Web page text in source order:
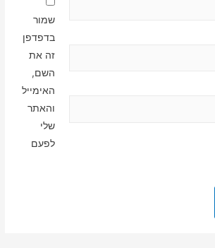
שמור
בדפדפן
זה את
השם,
האימייל
והאתר
שלי
לפעם